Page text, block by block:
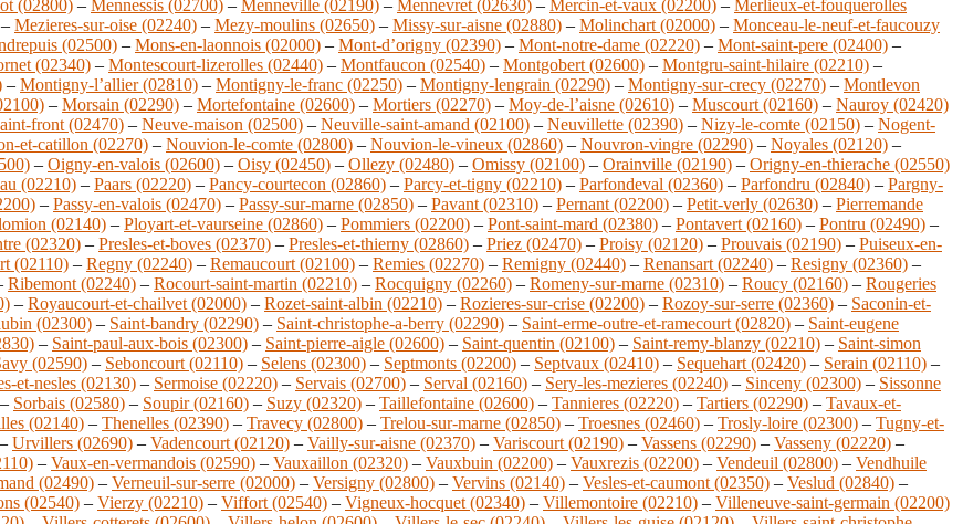
(02800) – Mennessis (02700) – Menneville (02190) – Mennevret (02630) – Mercin-et-vaux (02200) – Merlieux-et-fouquerolles
– Mezieres-sur-oise (02240) – Mezy-moulins (02650) – Missy-sur-aisne (02880) – Molinchart (02000) – Monceau-le-neuf-et-faucouzy
(02500) – Mons-en-laonnois (02000) – Mont-d’origny (02390) – Mont-notre-dame (02220) – Mont-saint-pere (02400) –
(02340) – Montescourt-lizerolles (02440) – Montfaucon (02540) – Montgobert (02600) – Montgru-saint-hilaire (02210) –
– Montigny-l’allier (02810) – Montigny-le-franc (02250) – Montigny-lengrain (02290) – Montigny-sur-crecy (02270) – Montlevon
– Morsain (02290) – Mortefontaine (02600) – Mortiers (02270) – Moy-de-l’aisne (02610) – Muscourt (02160) – Nauroy (02420)
front (02470) – Neuve-maison (02500) – Neuville-saint-amand (02100) – Neuvillette (02390) – Nizy-le-comte (02150) – Nogent-
et-catillon (02270) – Nouvion-le-comte (02800) – Nouvion-le-vineux (02860) – Nouvron-vingre (02290) – Noyales (02120) –
– Oigny-en-valois (02600) – Oisy (02450) – Ollezy (02480) – Omissy (02100) – Orainville (02190) – Origny-en-thierache (02550)
(02210) – Paars (02220) – Pancy-courtecon (02860) – Parcy-et-tigny (02210) – Parfondeval (02360) – Parfondru (02840) – Pargny-
– Passy-en-valois (02470) – Passy-sur-marne (02850) – Pavant (02310) – Pernant (02200) – Petit-verly (02630) – Pierremande
(02140) – Ployart-et-vaurseine (02860) – Pommiers (02200) – Pont-saint-mard (02380) – Pontavert (02160) – Pontru (02490) –
(02320) – Presles-et-boves (02370) – Presles-et-thierny (02860) – Priez (02470) – Proisy (02120) – Prouvais (02190) – Puiseux-en-
(02110) – Regny (02240) – Remaucourt (02100) – Remies (02270) – Remigny (02440) – Renansart (02240) – Resigny (02360) –
Ribemont (02240) – Rocourt-saint-martin (02210) – Rocquigny (02260) – Romeny-sur-marne (02310) – Roucy (02160) – Rougeries
– Royaucourt-et-chailvet (02000) – Rozet-saint-albin (02210) – Rozieres-sur-crise (02200) – Rozoy-sur-serre (02360) – Saconin-et-
(02300) – Saint-bandry (02290) – Saint-christophe-a-berry (02290) – Saint-erme-outre-et-ramecourt (02820) – Saint-eugene
– Saint-paul-aux-bois (02300) – Saint-pierre-aigle (02600) – Saint-quentin (02100) – Saint-remy-blanzy (02210) – Saint-simon
(02590) – Seboncourt (02110) – Selens (02300) – Septmonts (02200) – Septvaux (02410) – Sequehart (02420) – Serain (02110) –
et-nesles (02130) – Sermoise (02220) – Servais (02700) – Serval (02160) – Sery-les-mezieres (02240) – Sinceny (02300) – Sissonne
– Sorbais (02580) – Soupir (02160) – Suzy (02320) – Taillefontaine (02600) – Tannieres (02220) – Tartiers (02290) – Tavaux-et-
(02140) – Thenelles (02390) – Travecy (02800) – Trelou-sur-marne (02850) – Troesnes (02460) – Trosly-loire (02300) – Tugny-et-
– Urvillers (02690) – Vadencourt (02120) – Vailly-sur-aisne (02370) – Variscourt (02190) – Vassens (02290) – Vasseny (02220) –
– Vaux-en-vermandois (02590) – Vauxaillon (02320) – Vauxbuin (02200) – Vauxrezis (02200) – Vendeuil (02800) – Vendhuile
(02490) – Verneuil-sur-serre (02000) – Versigny (02800) – Vervins (02140) – Vesles-et-caumont (02350) – Veslud (02840) –
(02540) – Vierzy (02210) – Viffort (02540) – Vigneux-hocquet (02340) – Villemontoire (02210) – Villeneuve-saint-germain (02200)